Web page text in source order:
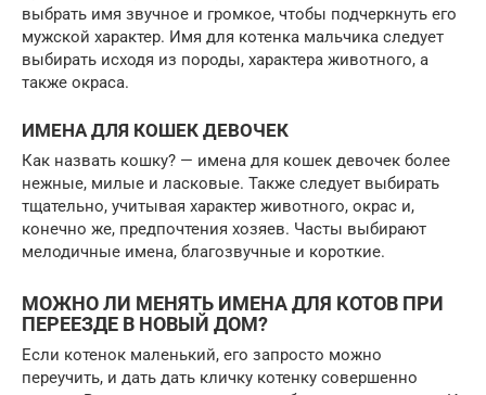
выбрать имя звучное и громкое, чтобы подчеркнуть его
мужской характер. Имя для котенка мальчика следует
выбирать исходя из породы, характера животного, а
также окраса.
ИМЕНА ДЛЯ КОШЕК ДЕВОЧЕК
Как назвать кошку? — имена для кошек девочек более
нежные, милые и ласковые. Также следует выбирать
тщательно, учитывая характер животного, окрас и,
конечно же, предпочтения хозяев. Часты выбирают
мелодичные имена, благозвучные и короткие.
МОЖНО ЛИ МЕНЯТЬ ИМЕНА ДЛЯ КОТОВ ПРИ
ПЕРЕЕЗДЕ В НОВЫЙ ДОМ?
Если котенок маленький, его запросто можно
переучить, и дать дать кличку котенку совершенно